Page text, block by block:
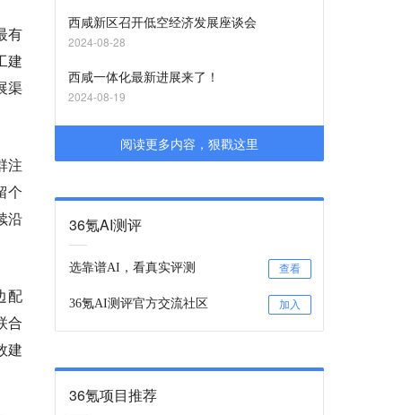
有
建
渠
注
个
沿
配
合
建
西咸新区召开低空经济发展座谈会
2024-08-28
西咸一体化最新进展来了！
2024-08-19
阅读更多内容，狠戳这里
36氪AI测评
选靠谱AI，看真实评测 查看
36氪AI测评官方交流社区 加入
36氪项目推荐